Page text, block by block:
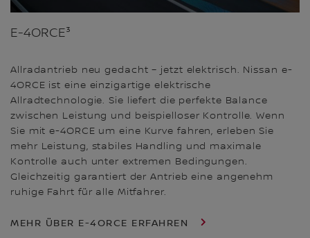
E-4ORCE³
Allradantrieb neu gedacht – jetzt elektrisch. Nissan e-
4ORCE ist eine einzigartige elektrische
Allradtechnologie. Sie liefert die perfekte Balance
zwischen Leistung und beispielloser Kontrolle. Wenn
Sie mit e-4ORCE um eine Kurve fahren, erleben Sie
mehr Leistung, stabiles Handling und maximale
Kontrolle auch unter extremen Bedingungen.
Gleichzeitig garantiert der Antrieb eine angenehm
ruhige Fahrt für alle Mitfahrer.
MEHR ÜBER E-4ORCE ERFAHREN